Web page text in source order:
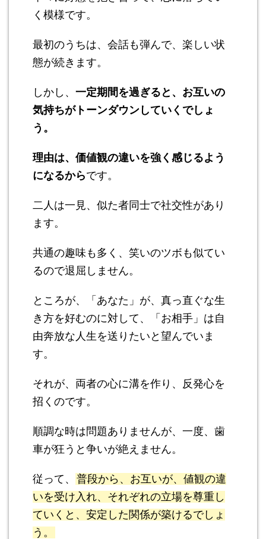
く模様です。
最初のうちは、会話も弾んで、楽しい状
態が続きます。
しかし、 一定期間を過ぎると、お互いの
気持ちがトーンダウンしていくでしょ
う。
理由は、価値観の違いを強く感じるよう
になるからです。
二人は一見、似た者同士で社交性があり
ます。
共通の趣味も多く、笑いのツボも似てい
るので退屈しません。
ところが、「あなた」が、真っ直ぐな生
き方を好むのに対して、「お相手」は自
由奔放な人生を送りたいと望んでいま
す。
それが、両者の心に溝を作り、反発心を
招くのです。
順調な時は問題ありませんが、一度、歯
車が狂うと争いが絶えません。
従って、 普段から、お互いが、値観の違
いを受け入れ、それぞれの立場を尊重し
ていくと、安定した関係が築けるでしょ
う。